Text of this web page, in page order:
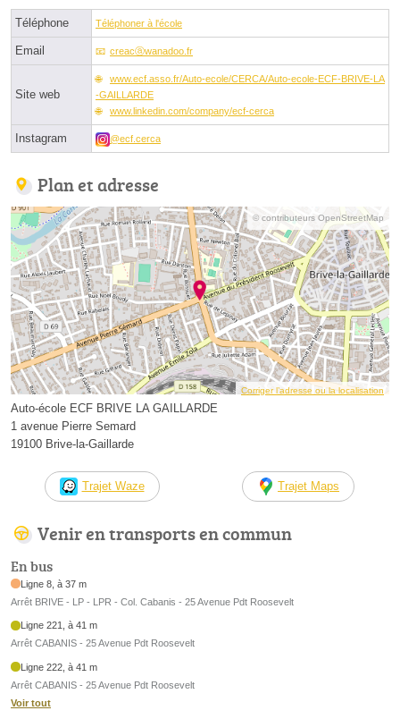
Téléphone Téléphoner à l'école
Email creacⓐwanadoo.fr
Site web
www.ecf.asso.fr/Auto-ecole/CERCA/Auto-ecole-ECF-BRIVE-LA
-GAILLARDE
www.linkedin.com/company/ecf-cerca
Instagram @ecf.cerca
Plan et adresse
© contributeurs OpenStreetMap
Corriger l’adresse ou la localisation
Auto-école ECF BRIVE LA GAILLARDE
1 avenue Pierre Semard
19100 Brive-la-Gaillarde
Trajet Waze Trajet Maps
Venir en transports en commun
En bus
Ligne 8, à 37 m
Arrêt BRIVE - LP - LPR - Col. Cabanis - 25 Avenue Pdt Roosevelt
Ligne 221, à 41 m
Arrêt CABANIS - 25 Avenue Pdt Roosevelt
Ligne 222, à 41 m
Arrêt CABANIS - 25 Avenue Pdt Roosevelt
Voir tout